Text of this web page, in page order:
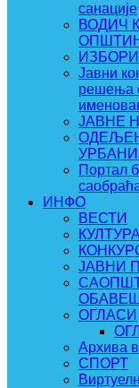
санације
ВОДИЧ
ИЗБОРИ
Јавни
решења
ЈАВНЕ
Портал
ИНФО
ВЕСТИ
КУЛТУРА
ЈАВНИ
ОГЛАСИ
Архива
СПОРТ